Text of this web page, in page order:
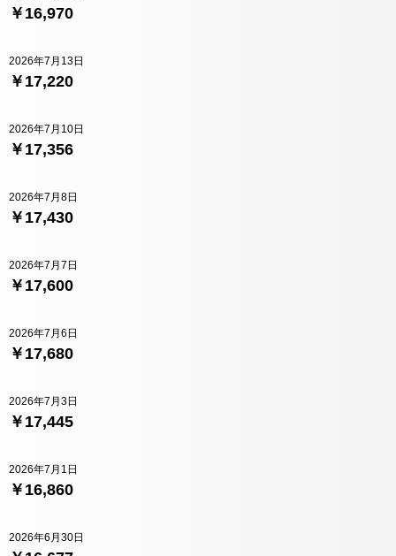
￥16,970
￥17,220
2026年7月13日
￥17,356
2026年7月10日
￥17,430
2026年7月8日
￥17,600
2026年7月7日
￥17,680
2026年7月6日
￥17,445
2026年7月3日
￥16,860
2026年7月1日
2026年6月30日